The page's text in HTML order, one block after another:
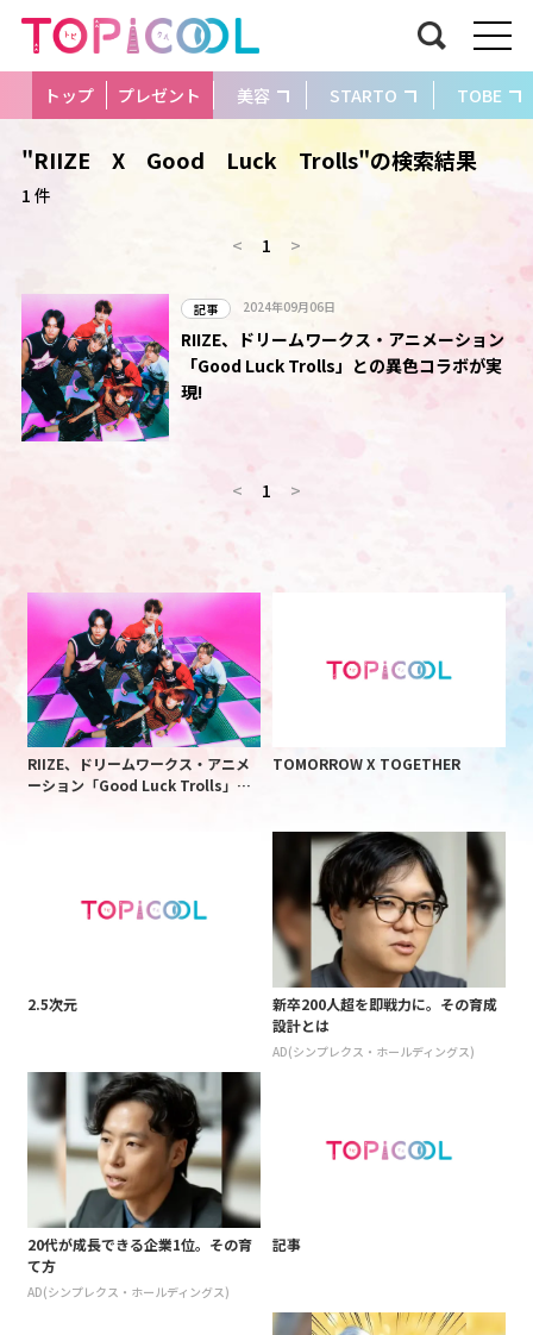
トップ プレゼント 美容 STARTO TOBE
"RIIZE X Good Luck Trolls"の検索結果
1 件
< 1 >
記事 2024年09月06日
RIIZE、ドリームワークス・アニメーション
「Good Luck Trolls」との異色コラボが実
現!
< 1 >
RIIZE、ドリームワークス・アニメ
ーション「Good Luck Trolls」と
TOMORROW X TOGETHER
2.5次元
新卒200人超を即戦力に。その育成
設計とは
AD(シンプレクス・ホールディングス)
20代が成長できる企業1位。その育
て方
AD(シンプレクス・ホールディングス)
記事